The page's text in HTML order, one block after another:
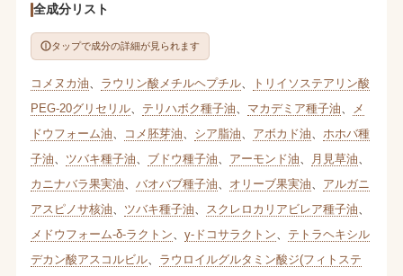
全成分リスト
タップで成分の詳細が見られます
コメヌカ油 ラウリン酸メチルヘプチル、
トリイソステアリン酸
PEG-20グリセリル、 テリハボク種子油 マカデミア種子油
メ
ドウフォーム油
コメ胚芽油 シア脂油 アボカド油
ホホバ種
子油
ツバキ種子油 ブドウ種子油 アーモンド油 月見草油
カニナバラ果実油
バオバブ種子油 オリーブ果実油
アルガニ
アスピノサ核油
ツバキ種子油 スクレロカリアビレア種子油
メドウフォーム-δ-ラクトン
γ-ドコサラクトン
テトラヘキシル
デカン酸アスコルビル、 ラウロイルグルタミン酸ジ(フィトステ